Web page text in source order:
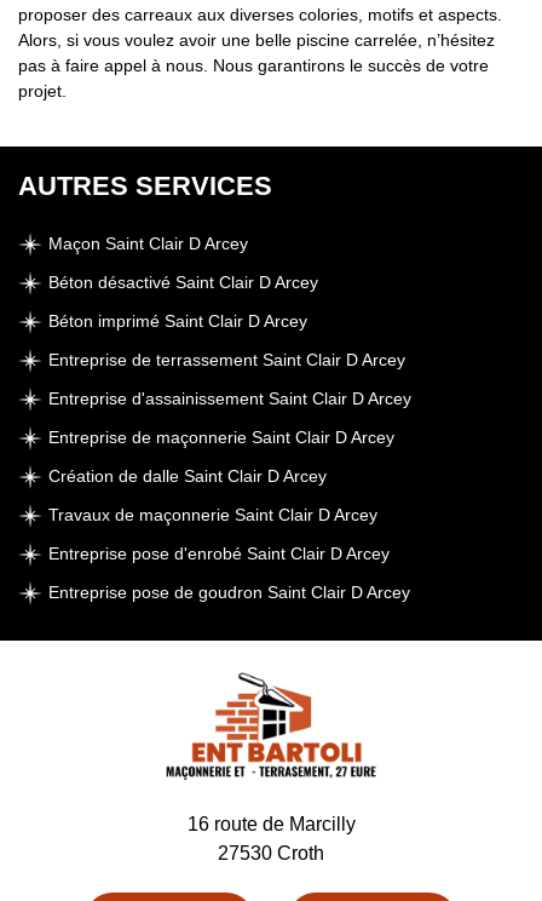
proposer des carreaux aux diverses colories, motifs et aspects.
Alors, si vous voulez avoir une belle piscine carrelée, n’hésitez
pas à faire appel à nous. Nous garantirons le succès de votre
projet.
AUTRES SERVICES
Maçon Saint Clair D Arcey
Béton désactivé Saint Clair D Arcey
Béton imprimé Saint Clair D Arcey
Entreprise de terrassement Saint Clair D Arcey
Entreprise d'assainissement Saint Clair D Arcey
Entreprise de maçonnerie Saint Clair D Arcey
Création de dalle Saint Clair D Arcey
Travaux de maçonnerie Saint Clair D Arcey
Entreprise pose d'enrobé Saint Clair D Arcey
Entreprise pose de goudron Saint Clair D Arcey
16 route de Marcilly
27530 Croth